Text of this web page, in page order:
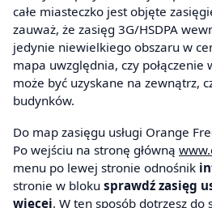
całe miasteczko jest objęte
zauważ, że zasięg 3G/HSDPA
jedynie niewielkiego obszaru w
mapa uwzględnia, czy połączenie
może być uzyskane na zewnątrz,
budynków.
Do map zasięgu usługi Orange
Po wejściu na stronę główną
menu po lewej stronie odnośnik
stronie w bloku sprawdź zasięg
więcej. W ten sposób dotrzesz